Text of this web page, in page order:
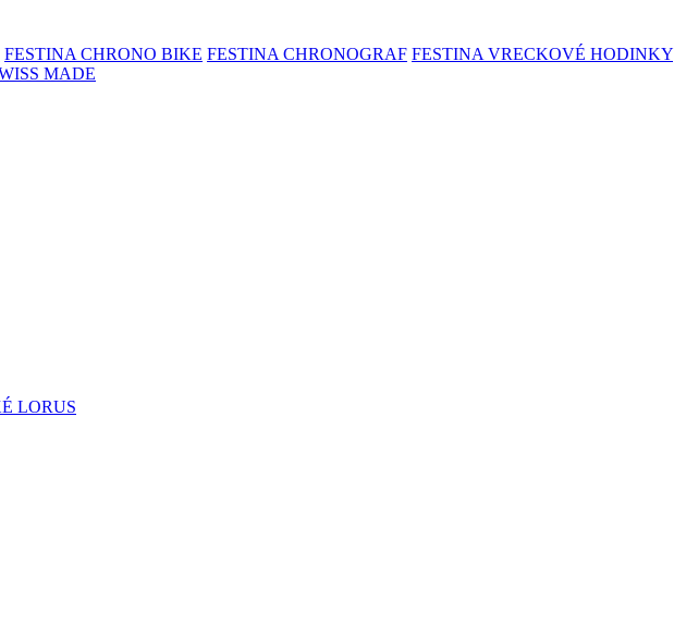
FESTINA CHRONO BIKE FESTINA CHRONOGRAF FESTINA VRECKOVÉ HODINKY
MADE
LORUS